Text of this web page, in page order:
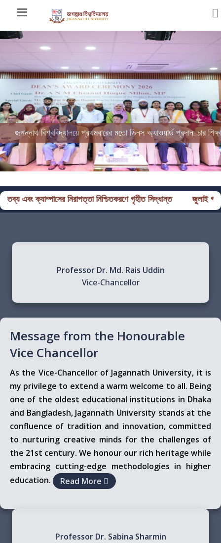
জগন্নাথ বিশ্ববিদ্যালয়ে প্রথমবারের মতো ডিনস অ্যাওয়ার্ড প্রদান: চার
নিরাপত্তা নিশ্চিতকরণে গৃহীত সিদ্ধান্ত জুলাই গণঅভ্যুত্থান
Professor Dr. Md. Rais Uddin
Vice-Chancellor
Message from the Honourable
Vice Chancellor
As the Vice-Chancellor of Jagannath University, it is
my privilege to extend a warm welcome to all. Being
one of the oldest educational institutions in Dhaka
and Bangladesh, Jagannath University stands at the
confluence of tradition and innovation, committed
to nurturing creative minds for the challenges of
the 21st century. We honour our rich heritage while
embracing cutting-edge methodologies in higher
education.
Read More
Professor Dr. Sabina Sharmin